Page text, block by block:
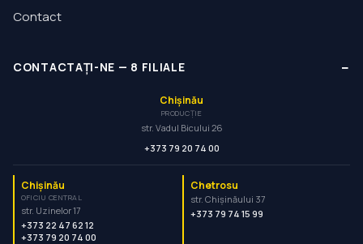
Contact
CONTACTAȚI-NE — 8 FILIALE −
Chișinău
PRODUCȚIE
str. Vadul Bicului 26
+373 79 20 74 00
Chișinău
OFICIU CENTRAL
str. Uzinelor 17
+373 22 47 62 12
+373 79 20 74 00
Chetrosu
str. Chișinăului 37
+373 79 74 15 99